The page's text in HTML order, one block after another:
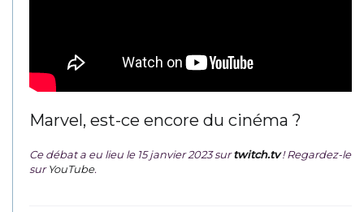
Marvel, est-ce encore du cinéma ?
Ce débat a eu lieu le 15 janvier 2023 surtwitch.tv ! Regardez-le
surYouTube.